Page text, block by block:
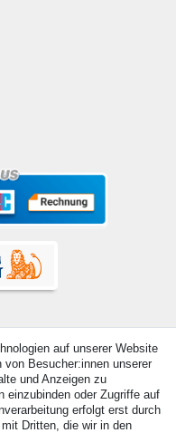
auf unserer Website
von Besucher:innen unserer
und Anzeigen zu
einzubinden oder Zugriffe auf
erfolgt erst durch
Dritten, die wir in den